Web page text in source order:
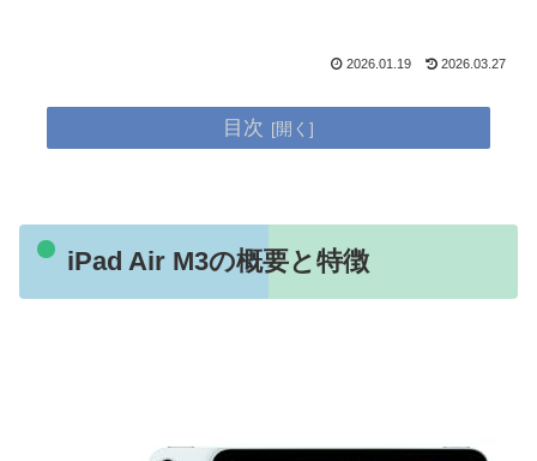
2026.01.19 2026.03.27
目次
iPad Air M3の概要と特徴